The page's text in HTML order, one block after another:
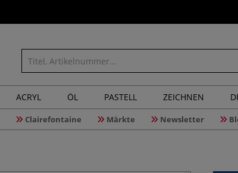
ACRYL ÖL PASTELL ZEICHNEN
Clairefontaine Märkte Newsletter